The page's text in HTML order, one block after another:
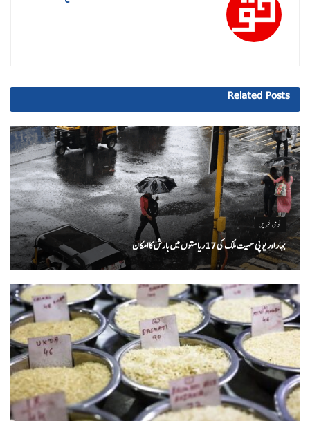
Related Posts
قومی خبریں
بہار اور یو پی سمیت ملک کی 17ریاستوں میں بارش کا امکان